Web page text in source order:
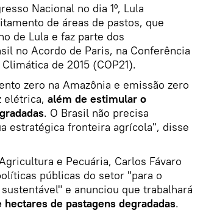
Nacional no dia 1º, Lula
de áreas de pastos, que
de Lula e faz parte dos
no Acordo de Paris, na Conferência
de 2015 (COP21).
zero na Amazônia e emissão zero
elétrica, além de estimular o
. O Brasil não precisa
estratégica fronteira agrícola", disse
e Pecuária, Carlos Fávaro
públicas do setor "para o
e anunciou que trabalhará
de pastagens degradadas.